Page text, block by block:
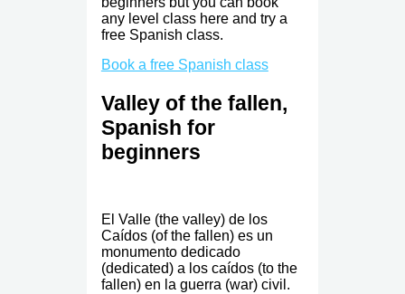
any level class here and try a
free Spanish class.
Book a free Spanish class
Valley of the fallen,
Spanish for
beginners
El Valle (the valley) de los
Caídos (of the fallen) es un
monumento dedicado
(dedicated) a los caídos (to the
fallen) en la guerra (war) civil.